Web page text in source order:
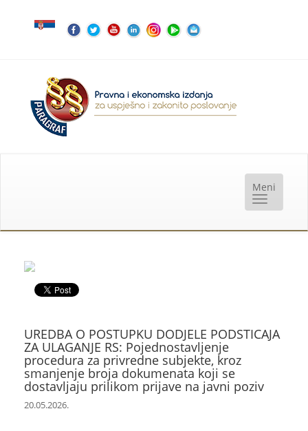
UREDBA O POSTUPKU DODJELE PODSTICAJA
ZA ULAGANJE RS: Pojednostavljenje
procedura za privredne subjekte, kroz
smanjenje broja dokumenata koji se
dostavljaju prilikom prijave na javni poziv
20.05.2026.